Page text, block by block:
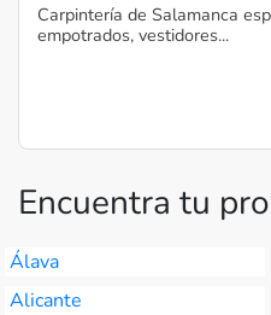
Carpintería de Salamanca
empotrados, vestidores...
Encuentra tu
Álava
Alicante